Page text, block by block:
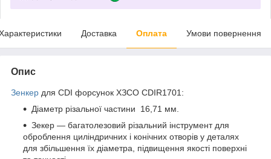
Доставка Оплата Умови повернення
Опис
Зенкер для CDI форсунок ХЗСО CDIR1701:
Діаметр різальної частини 16,71 мм.
Зекер — багатолезовий різальний інструмент для
оброблення циліндричних і конічних отворів у деталях
для збільшення їх діаметра, підвищення якості поверхні